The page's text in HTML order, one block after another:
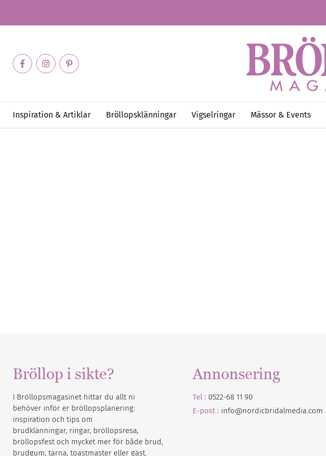
Inspiration & Artiklar Bröllopsklänningar Vigselringar Mässor & Events
Bröllop i sikte?
I Bröllopsmagasinet hittar du allt ni
behöver inför er bröllopsplanering:
inspiration och tips om
brudklänningar, ringar, bröllopsresa,
bröllopsfest och mycket mer för både brud,
brudgum, tärna, toastmaster eller gäst.
Annonsering
Tel : 0522-68 11 90
E-post : info@nordicbridalmedia.com